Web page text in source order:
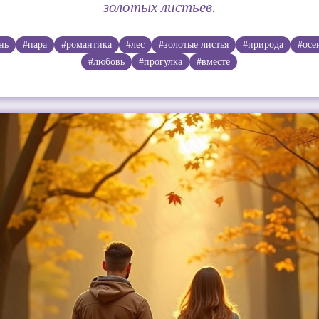
золотых листьев.
#пара #романтика #лес #золотые листья #природа
#любовь
#прогулка #вместе